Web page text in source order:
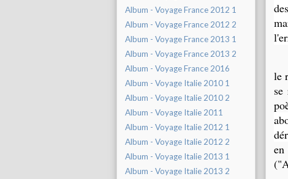
Album - Voyage France 2012 1
Album - Voyage France 2012 2
Album - Voyage France 2013 1
Album - Voyage France 2013 2
Album - Voyage France 2016
Album - Voyage Italie 2010 1
Album - Voyage Italie 2010 2
Album - Voyage Italie 2011
Album - Voyage Italie 2012 1
Album - Voyage Italie 2012 2
Album - Voyage Italie 2013 1
Album - Voyage Italie 2013 2
le
se
en